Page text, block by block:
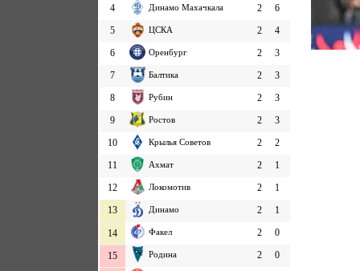
4 Динамо Махачкала 2
6
5
ЦСКА 2
4
6
Оренбург 2
3
7
Балтика 2
3
8
Рубин 2
3
9
Ростов 2
3
10
Крылья Советов 2
2
11
Ахмат 2
1
12
Локомотив 2
1
13
Динамо 2 1
14 Факел 2 0
15 Родина 2 0